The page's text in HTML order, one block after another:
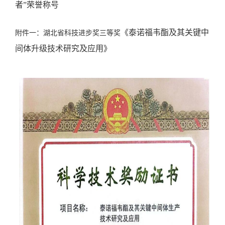
者”荣誉称号
附件一：湖北省科技进步奖三等奖 《泰诺福韦酯及其关键中
间体升级技术研究及应用》